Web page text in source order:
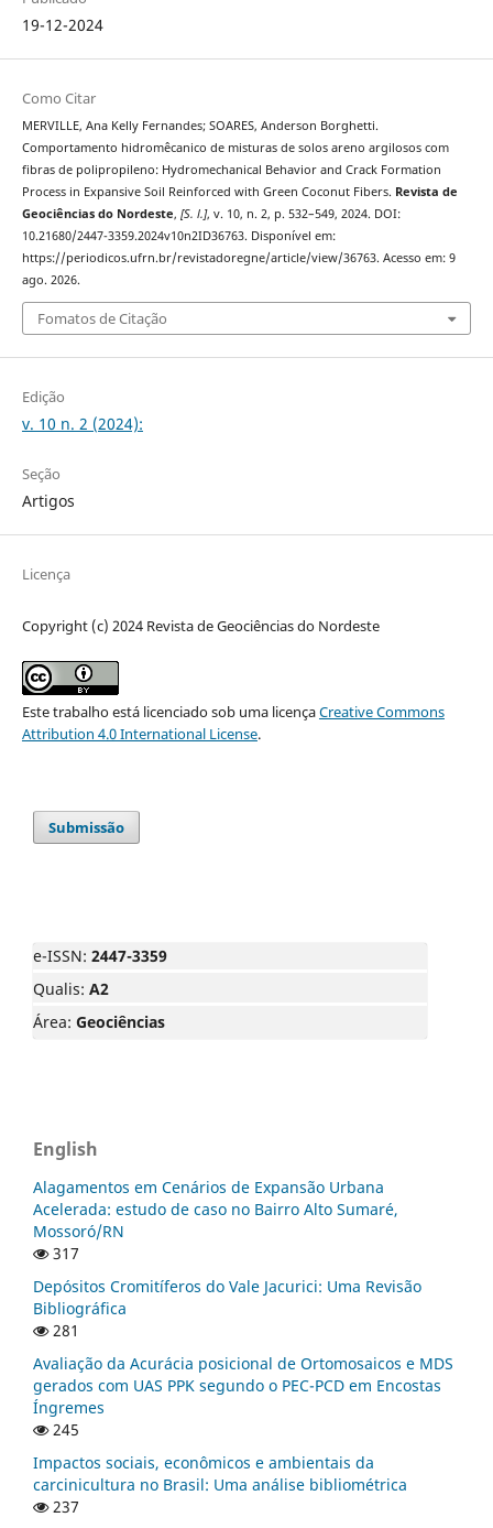
19-12-2024
Como Citar
MERVILLE, Ana Kelly Fernandes; SOARES, Anderson Borghetti.
Comportamento hidromêcanico de misturas de solos areno argilosos com
fibras de polipropileno: Hydromechanical Behavior and Crack Formation
Process in Expansive Soil Reinforced with Green Coconut Fibers. Revista de
Geociências do Nordeste, [S. l.], v. 10, n. 2, p. 532–549, 2024. DOI:
10.21680/2447-3359.2024v10n2ID36763. Disponível em:
https://periodicos.ufrn.br/revistadoregne/article/view/36763. Acesso em: 9
ago. 2026.
Fomatos de Citação
Edição
v. 10 n. 2 (2024):
Seção
Artigos
Licença
Copyright (c) 2024 Revista de Geociências do Nordeste
Este trabalho está licenciado sob uma licençaCreative Commons
Attribution 4.0 International License.
Submissão
e-ISSN: 2447-3359
Qualis: A2
Área: Geociências
English
Alagamentos em Cenários de Expansão Urbana
Acelerada: estudo de caso no Bairro Alto Sumaré,
Mossoró/RN
317
Depósitos Cromitíferos do Vale Jacurici: Uma Revisão
Bibliográfica
281
Avaliação da Acurácia posicional de Ortomosaicos e MDS
gerados com UAS PPK segundo o PEC-PCD em Encostas
Íngremes
245
Impactos sociais, econômicos e ambientais da
carcinicultura no Brasil: Uma análise bibliométrica
237